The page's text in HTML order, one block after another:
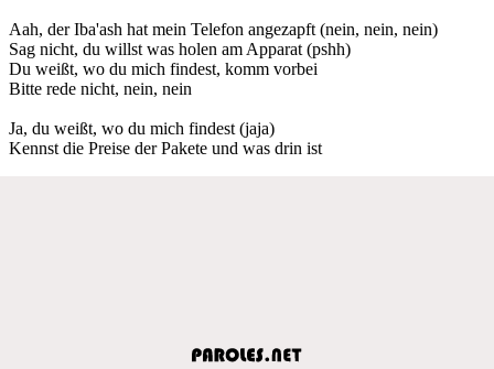
Aah, der Iba'ash hat mein Telefon angezapft (nein, nein, nein)
Sag nicht, du willst was holen am Apparat (pshh)
Du weißt, wo du mich findest, komm vorbei
Bitte rede nicht, nein, nein
Ja, du weißt, wo du mich findest (jaja)
Kennst die Preise der Pakete und was drin ist